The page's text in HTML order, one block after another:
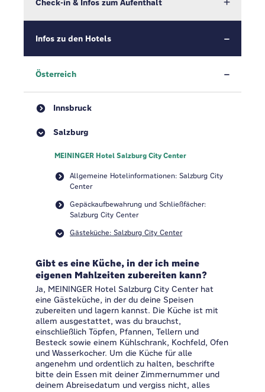
Check-in & Infos zum Aufenthalt
Infos zu den Hotels
Österreich
Innsbruck
Salzburg
MEININGER Hotel Salzburg City Center
Allgemeine Hotelinformationen: Salzburg City
Center
Gepäckaufbewahrung und Schließfächer:
Salzburg City Center
Gästeküche: Salzburg City Center
Gibt es eine Küche, in der ich meine
eigenen Mahlzeiten zubereiten kann?
Ja, MEININGER Hotel Salzburg City Center hat
eine Gästeküche, in der du deine Speisen
zubereiten und lagern kannst. Die Küche ist mit
allem ausgestattet, was du brauchst,
einschließlich Töpfen, Pfannen, Tellern und
Besteck sowie einem Kühlschrank, Kochfeld, Ofen
und Wasserkocher. Um die Küche für alle
angenehm und ordentlich zu halten, beschrifte
bitte dein Essen mit deiner Zimmernummer und
deinem Abreisedatum und vergiss nicht, alles